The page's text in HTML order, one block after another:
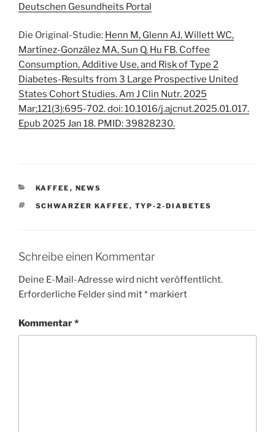
Deutschen Gesundheits Portal
Die Original-Studie: Henn M, Glenn AJ, Willett WC,
Martínez-González MA, Sun Q, Hu FB. Coffee
Consumption, Additive Use, and Risk of Type 2
Diabetes-Results from 3 Large Prospective United
States Cohort Studies. Am J Clin Nutr. 2025
Mar;121(3):695-702. doi: 10.1016/j.ajcnut.2025.01.017.
Epub 2025 Jan 18. PMID: 39828230.
KATEGORIEN
KAFFEE , NEWS
SCHLAGWÖRTER
SCHWARZER KAFFEE , TYP-2-DIABETES
Schreibe einen Kommentar
Deine E-Mail-Adresse wird nicht veröffentlicht.
Erforderliche Felder sind mit* markiert
Kommentar*